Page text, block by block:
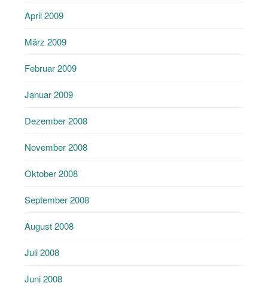
April 2009
März 2009
Februar 2009
Januar 2009
Dezember 2008
November 2008
Oktober 2008
September 2008
August 2008
Juli 2008
Juni 2008